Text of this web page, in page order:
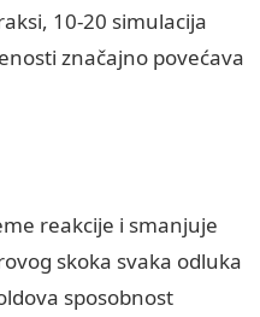
10-20 simulacija
značajno povećava
reakcije i smanjuje
skoka svaka odluka
sposobnost